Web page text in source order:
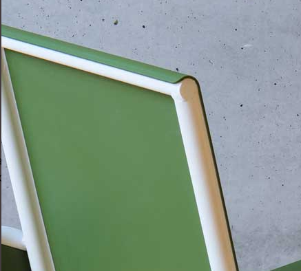
club de Tournai 3 Lys, au titre de son action
de Roubaix.